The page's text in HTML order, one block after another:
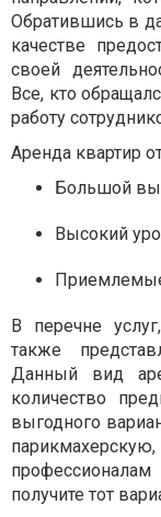
Обратившись в
качестве
своей
Все, кто
работу
Аренда квартир
Большой
Высокий
В перечне
также
Данный вид
количество
выгодного
получите тот